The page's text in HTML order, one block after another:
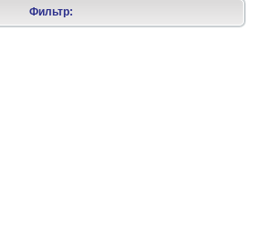
Фильтр: